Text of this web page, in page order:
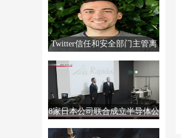
Twitter信任和安全部门主管离
职，销售经理撤回辞呈
8家日本公司联合成立半导体公
司Rapidus，制造高级芯片。